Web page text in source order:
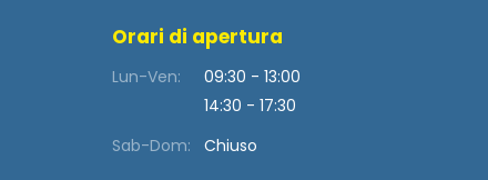
Orari di apertura
Lun-Ven:
09:30 - 13:00
14:30 - 17:30
Sab-Dom:
Chiuso